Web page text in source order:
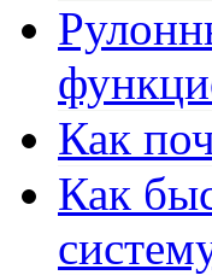
Как
Как